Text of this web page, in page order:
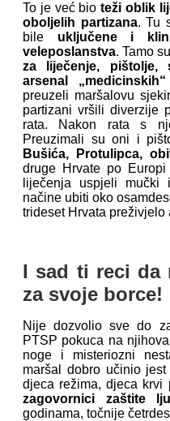
To je već bioteži oblik
oboljelih partizana. Tu
bile uključene i
veleposlanstva. Tamo
za liječenje,
arsenal
preuzeli maršalovu
partizani vršili diverzije
rata. Nakon rata s
Preuzimali su oni i
Bušića, Protulipca,
druge Hrvate po
liječenja uspjeli
načine ubiti oko
trideset Hrvata preživjelo
I sad ti reci da
za svoje borce!
Nije dozvolio sve do
PTSP pokuca na
noge i misteriozni
maršal dobro učinio
djeca režima, djeca krvi
zagovornici zaštite
godinama, točnije